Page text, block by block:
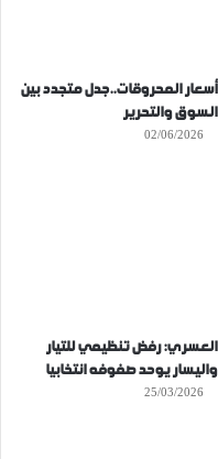
أسعار المحروقات..جدل متجدد بين
السوق والتحرير
02/06/2026
العسري: رفض تنظيمي للتيار
واليسار يوحد صفوفه انتخابيا
25/03/2026